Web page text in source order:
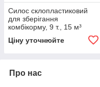
Силос склопластиковий
для зберігання
комбікорму, 9 т., 15 м³
Ціну уточнюйте
Про нас